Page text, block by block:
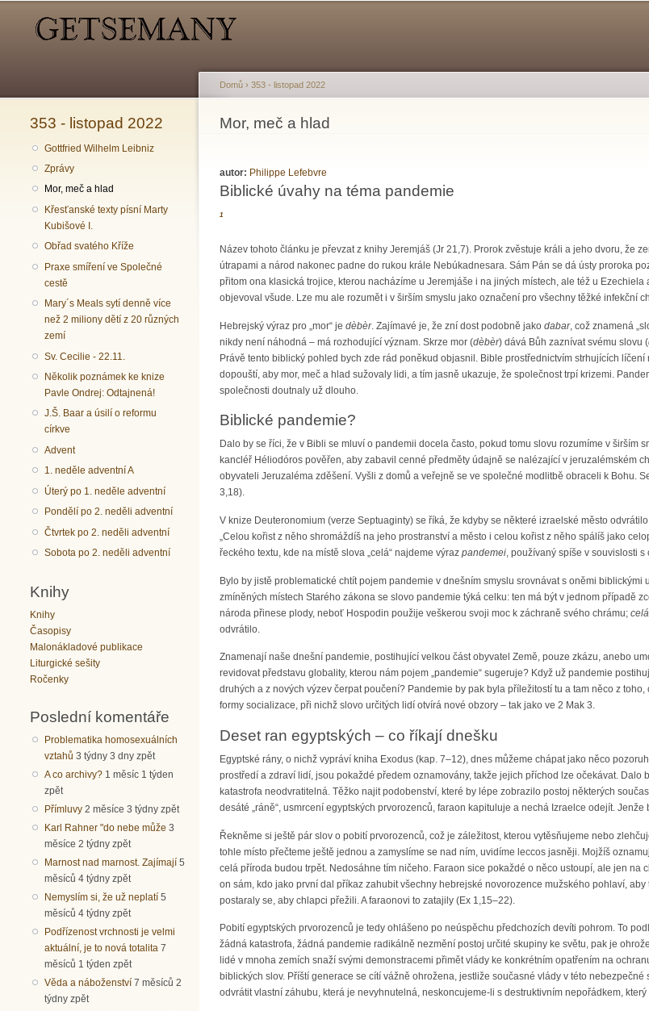
353 - listopad 2022
Gottfried Wilhelm Leibniz
Zprávy
Mor, meč a hlad
Křesťanské texty písní Marty
Kubišové I.
Obřad svatého Kříže
Praxe smíření ve Společné
cestě
Mary´s Meals sytí denně více
než 2 miliony dětí z 20 různých
zemí
Sv. Cecilie - 22.11.
Několik poznámek ke knize
Pavle Ondrej: Odtajnená!
J.Š. Baar a úsilí o reformu
církve
Advent
1. neděle adventní A
Úterý po 1. neděle adventní
Pondělí po 2. neděli adventní
Čtvrtek po 2. neděli adventní
Sobota po 2. neděli adventní
Knihy
Knihy
Časopisy
Malonákladové publikace
Liturgické sešity
Ročenky
Poslední komentáře
Problematika homosexuálních
vztahů 3 týdny 3 dny zpět
A co archivy? 1 měsíc 1 týden
zpět
Přímluvy 2 měsíce 3 týdny zpět
Karl Rahner "do nebe může 3
měsíce 2 týdny zpět
Marnost nad marnost. Zajímají 5
měsíců 4 týdny zpět
Nemyslím si, že už neplatí 5
měsíců 4 týdny zpět
Podřízenost vrchnosti je velmi
aktuální, je to nová totalita 7
měsíců 1 týden zpět
Věda a náboženství 7 měsíců 2
týdny zpět
Jste zde
Domů › 353 - listopad 2022
Mor, meč a hlad
autor: Philippe Lefebvre
Biblické úvahy na téma pandemie
1
Název tohoto článku je převzat z knihy Jeremjáš (Jr 21,7). Prorok zvěstuje králi a jeho dvoru, že
útrapami a národ nakonec padne do rukou krále Nebúkadnesara. Sám Pán se dá ústy proroka
přitom ona klasická trojice, kterou nacházíme u Jeremjáše i na jiných místech, ale též u
objevoval všude. Lze mu ale rozumět i v širším smyslu jako označení pro všechny těžké infekční
Hebrejský výraz pro „mor“ je dèbèr. Zajímavé je, že zní dost podobně jako dabar, což znamená
nikdy není náhodná – má rozhodující význam. Skrze mor (dèbèr) dává Bůh zaznívat svému slovu (
Právě tento biblický pohled bych zde rád poněkud objasnil. Bible prostřednictvím strhujících
dopouští, aby mor, meč a hlad sužovaly lidi, a tím jasně ukazuje, že společnost trpí krizemi.
společnosti doutnaly už dlouho.
Biblické pandemie?
Dalo by se říci, že v Bibli se mluví o pandemii docela často, pokud tomu slovu rozumíme v širším
kancléř Héliodóros pověřen, aby zabavil cenné předměty údajně se nalézající v jeruzalémském
obyvateli Jeruzaléma zděšení. Vyšli z domů a veřejně se ve společné modlitbě obraceli k Bohu.
3,18).
V knize Deuteronomium (verze Septuaginty) se říká, že kdyby se některé izraelské město
„Celou kořist z něho shromáždíš na jeho prostranství a město i celou kořist z něho spálíš jako
řeckého textu, kde na místě slova „celá“ najdeme výraz pandemei, používaný spíše v souvislosti
Bylo by jistě problematické chtít pojem pandemie v dnešním smyslu srovnávat s oněmi
zmíněných místech Starého zákona se slovo pandemie týká celku: ten má být v jednom případě
národa přinese plody, neboť Hospodin použije veškerou svoji moc k záchraně svého chrámu; celá
odvrátilo.
Znamenají naše dnešní pandemie, postihující velkou část obyvatel Země, pouze zkázu, anebo
revidovat představu globality, kterou nám pojem „pandemie“ sugeruje? Když už pandemie
druhých a z nových výzev čerpat poučení? Pandemie by pak byla příležitostí tu a tam něco z
formy socializace, při nichž slovo určitých lidí otvírá nové obzory – tak jako ve 2 Mak 3.
Deset ran egyptských – co říkají dnešku
Egyptské rány, o nichž vypráví kniha Exodus (kap. 7–12), dnes můžeme chápat jako něco
prostředí a zdraví lidí, jsou pokaždé předem oznamovány, takže jejich příchod lze očekávat.
katastrofa neodvratitelná. Těžko najit podobenství, které by lépe zobrazilo postoj některých
desáté „ráně“, usmrcení egyptských prvorozenců, faraon kapituluje a nechá Izraelce odejít.
Řekněme si ještě pár slov o pobití prvorozenců, což je záležitost, kterou vytěsňujeme nebo
tohle místo přečteme ještě jednou a zamyslíme se nad ním, uvidíme leccos jasněji. Mojžíš
celá příroda budou trpět. Nedosáhne tím ničeho. Faraon sice pokaždé o něco ustoupí, ale jen
on sám, kdo jako první dal příkaz zahubit všechny hebrejské novorozence mužského pohlaví,
postaraly se, aby chlapci přežili. A faraonovi to zatajily (Ex 1,15–22).
Pobití egyptských prvorozenců je tedy ohlášeno po neúspěchu předchozích devíti pohrom. To
žádná katastrofa, žádná pandemie radikálně nezmění postoj určité skupiny ke světu, pak je
lidé v mnoha zemích snaží svými demonstracemi přimět vlády ke konkrétním opatřením na
biblických slov. Příští generace se cítí vážně ohrožena, jestliže současné vlády v této
odvrátit vlastní záhubu, která je nevyhnutelná, neskoncujeme-li s destruktivním nepořádkem,